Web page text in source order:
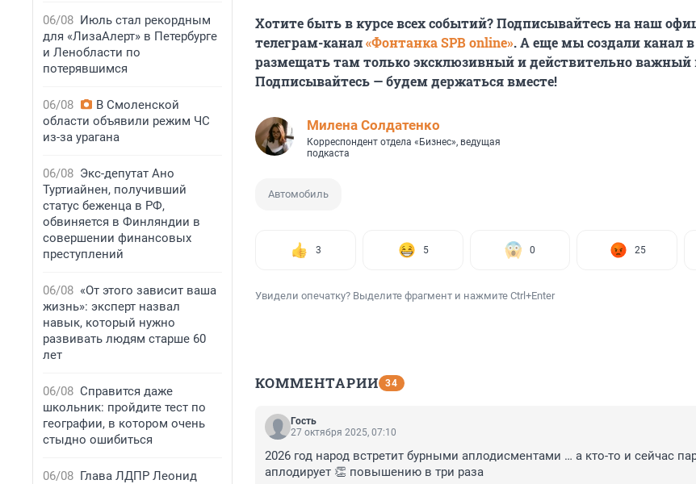
06/08 Июль стал рекордным
для «ЛизаАлерт» в Петербурге
и Ленобласти по
потерявшимся
06/08
В Смоленской
области объявили режим ЧС
из-за урагана
06/08 Экс-депутат Ано
Туртиайнен, получивший
статус беженца в РФ,
обвиняется в Финляндии в
совершении финансовых
преступлений
06/08 «От этого зависит ваша
жизнь»: эксперт назвал
навык, который нужно
развивать людям старше 60
лет
06/08 Справится даже
школьник: пройдите тест по
географии, в котором очень
стыдно ошибиться
06/08 Глава ЛДПР Леонид
Хотите быть в курсе всех событий? Подписывайтесьнанаш
телеграм-канал«Фонтанка SPB online». А еще мы создали канал в
размещать там только эксклюзивный и действительно важный
Подписывайтесь — будем держаться вместе!
Милена Солдатенко
Корреспондент отдела «Бизнес», ведущая
подкаста
Автомобиль
3 5 0 25
Увидели опечатку? Выделите фрагмент и нажмите Ctrl+Enter
КОММЕНТАРИИ 34
Гость
27 октября 2025, 07:10
2026 год народ встретит бурными аплодисментами … а кто-то и сейчас
аплодирует 👏 повышению в три раза